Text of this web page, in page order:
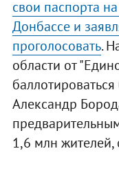
свои паспорта
Донбассе и
проголосовать.
области от
Александр
1,6 млн жителей,